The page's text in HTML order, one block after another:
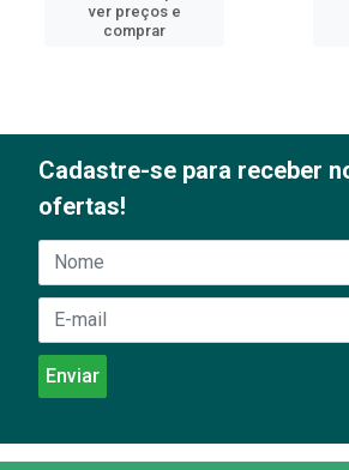
ver preços e
comprar
Cadastre-se para receber
ofertas!